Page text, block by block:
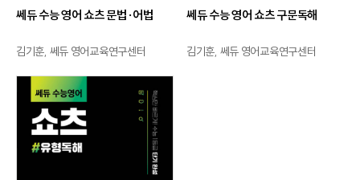
쎄듀 수능 영어 쇼츠 문법·어법
김기훈, 쎄듀 영어교육연구센터
쎄듀 수능 영어 쇼츠 구문독해
김기훈, 쎄듀 영어교육연구센터